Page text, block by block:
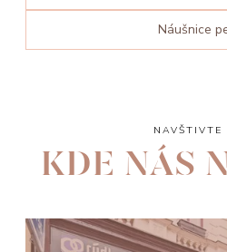
Náušnice
NAVŠTIVTE
KDE NÁS